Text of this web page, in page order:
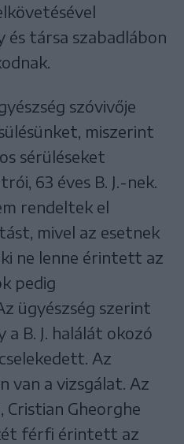
társa szabadlábon
szóvivője
miszerint
sérüléseket
63 éves B. J.-nek.
rendeltek el
mivel az esetnek
ne lenne érintett az
pedig
ügyészség szerint
B. J. halálát okozó
Az
van a vizsgálat. Az
Cristian Gheorghe
férfi érintett az